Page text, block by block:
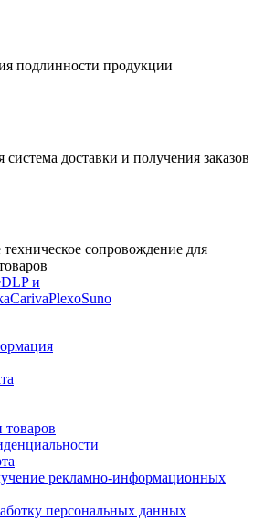
подлинности продукции
система доставки и получения заказов
сопровождение для
DLP и
CarivaPlexoSuno
товаров
рекламно-информационных
персональных данных